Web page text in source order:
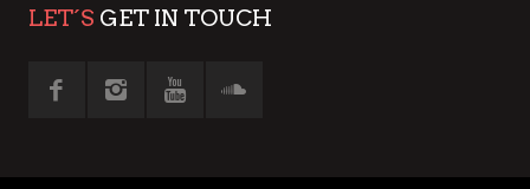
LET´S GET IN TOUCH